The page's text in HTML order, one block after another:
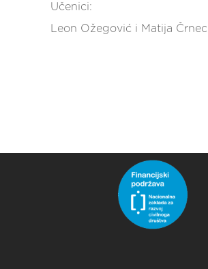
Učenici:
Leon Ožegović i Matija Črnec